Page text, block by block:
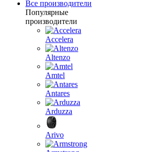
Все производители
Популярные
производители
Accelera
Altenzo
Amtel
Antares
Arduzza
Arivo